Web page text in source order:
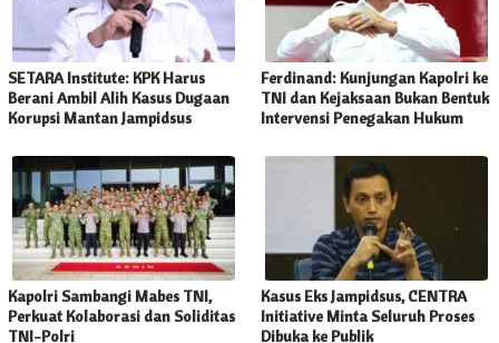
SETARA Institute: KPK Harus
Berani Ambil Alih Kasus Dugaan
Korupsi Mantan Jampidsus
Ferdinand: Kunjungan Kapolri ke
TNI dan Kejaksaan Bukan Bentuk
Intervensi Penegakan Hukum
Kapolri Sambangi Mabes TNI,
Perkuat Kolaborasi dan Soliditas
TNI-Polri
Kasus Eks Jampidsus, CENTRA
Initiative Minta Seluruh Proses
Dibuka ke Publik